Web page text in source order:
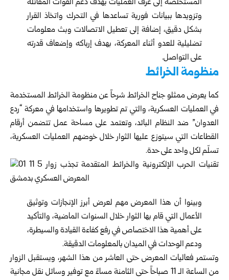
المستخلصة إلى غرف العمليات بهدف دعم القوات المقاتلة
وتزويدها ببيانات فورية تساعدها في التحرك واتخاذ القرار
بشكل دقيق، إضافة إلى تعطيل الاتصالات وبث معلومات
تضليلية للعدو أثناء المعركة، بهدف إرباكه وإضعاف قدرته
على التواصل.
منظومة الخرائط
كما يعرض ممثلو جناح الخرائط شرحاً عن منظومة الخرائط المستخدمة
في العمليات العسكرية، والتي تم تطويرها واستخدامها في معركة “ردع
العدوان” ضد النظام البائد، وتعتمد على مساحة عمل تتضمن أرقام
القطاعات التي سيتوزع عليها الثوار خلال خوضهم العمليات العسكرية،
تسلّم لكل واحد على حدة.
وبينوا أن هذا المعرض مهم لعرض أبرز الإنجازات وتوثيق
الأعمال التي قام بها الثوار خلال السنوات الماضية، والتأكيد
على أهمية هذا الاختصاص في رفع كفاءة القيادة والسيطرة،
ودعم الوحدات في الميدان بالمعلومات الدقيقة.
وتستمر فعاليات المعرض حتى العاشر من هذا الشهر، ويستقبل الزوار
من الساعة الـ 11 صباحاً حتى الثامنة مساءً مع توفير وسائل نقل مجانية